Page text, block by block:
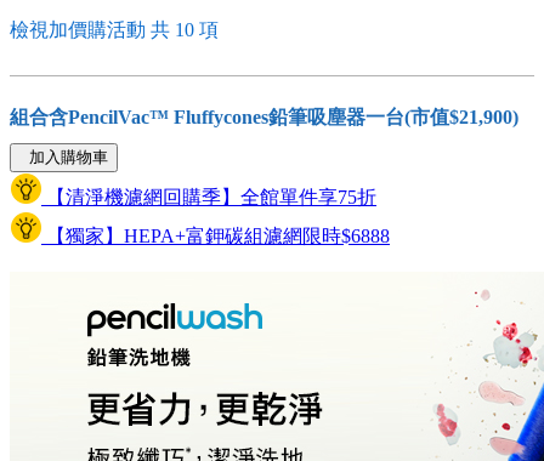
檢視加價購活動 共 10 項
組合含PencilVac™ Fluffycones鉛筆吸塵器一台(市值$21,900)
加入購物車
【清淨機濾網回購季】全館單件享75折
【獨家】HEPA+富鉀碳組濾網限時$6888